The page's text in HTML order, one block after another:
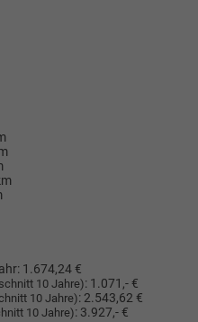
1.674,24 €
10 Jahre): 1.071,- €
10 Jahre): 2.543,62 €
10 Jahre): 3.927,- €